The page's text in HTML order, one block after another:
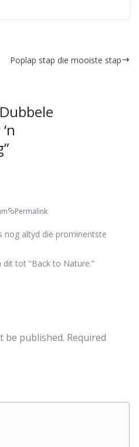
Poplap stap die mooiste stap
Dubbele
”
Permalink
nog altyd die prominentste
dit tot “Back to Nature.”
be published. Required